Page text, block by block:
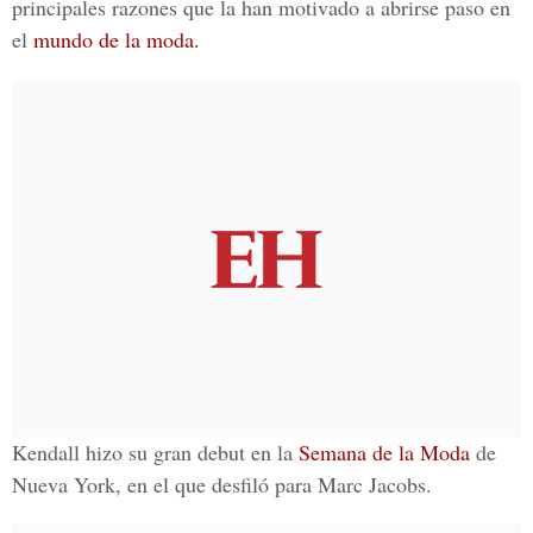
principales razones que la han motivado a abrirse paso en
el mundo de la moda.
Kendall hizo su gran debut en la Semana de la Moda de
Nueva York, en el que desfiló para Marc Jacobs.